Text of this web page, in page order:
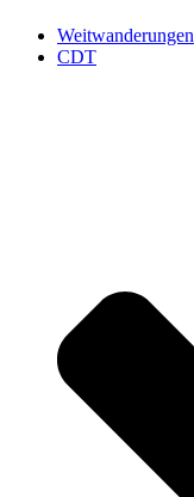
Weitwanderungen
CDT